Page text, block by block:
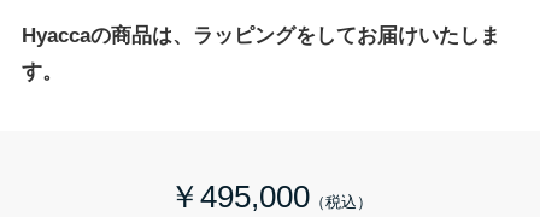
Hyaccaの商品は、ラッピングをしてお届けいたしま
す。
￥495,000